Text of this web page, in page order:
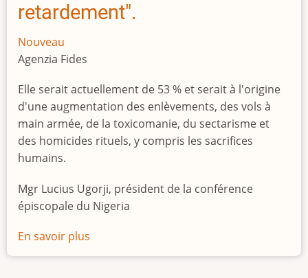
retardement".
Nouveau
Agenzia Fides
Elle serait actuellement de 53 % et serait à l'origine
d'une augmentation des enlèvements, des vols à
main armée, de la toxicomanie, du sectarisme et
des homicides rituels, y compris les sacrifices
humains.
Mgr Lucius Ugorji, président de la conférence
épiscopale du Nigeria
En savoir plus
Le